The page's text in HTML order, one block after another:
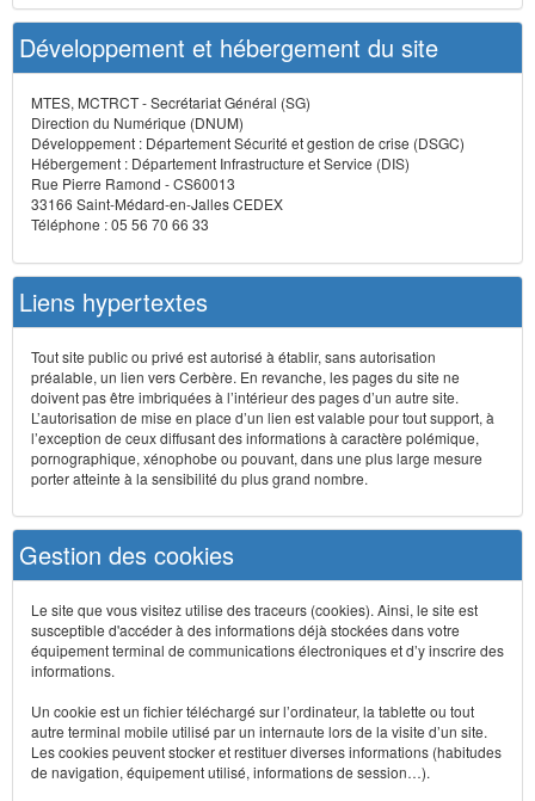
Développement et hébergement du site
MTES, MCTRCT - Secrétariat Général (SG)
Direction du Numérique (DNUM)
Développement : Département Sécurité et gestion de crise (DSGC)
Hébergement : Département Infrastructure et Service (DIS)
Rue Pierre Ramond - CS60013
33166 Saint-Médard-en-Jalles CEDEX
Téléphone : 05 56 70 66 33
Liens hypertextes
Tout site public ou privé est autorisé à établir, sans autorisation
préalable, un lien vers Cerbère. En revanche, les pages du site ne
doivent pas être imbriquées à l’intérieur des pages d’un autre site.
L’autorisation de mise en place d’un lien est valable pour tout support, à
l’exception de ceux diffusant des informations à caractère polémique,
pornographique, xénophobe ou pouvant, dans une plus large mesure
porter atteinte à la sensibilité du plus grand nombre.
Gestion des cookies
Le site que vous visitez utilise des traceurs (cookies). Ainsi, le site est
susceptible d'accéder à des informations déjà stockées dans votre
équipement terminal de communications électroniques et d’y inscrire des
informations.
Un cookie est un fichier téléchargé sur l’ordinateur, la tablette ou tout
autre terminal mobile utilisé par un internaute lors de la visite d’un site.
Les cookies peuvent stocker et restituer diverses informations (habitudes
de navigation, équipement utilisé, informations de session…).